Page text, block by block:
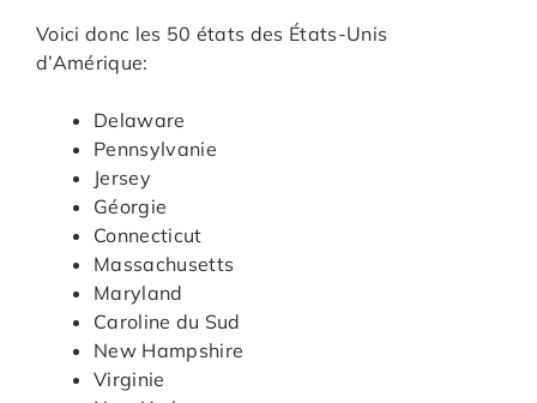
Voici donc les 50 états des États-Unis
d’Amérique:
Delaware
Pennsylvanie
Jersey
Géorgie
Connecticut
Massachusetts
Maryland
Caroline du Sud
New Hampshire
Virginie